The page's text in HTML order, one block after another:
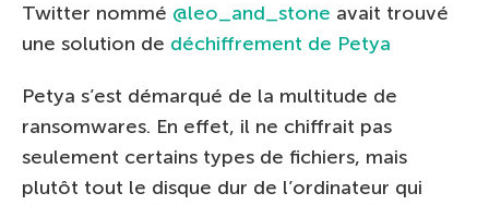
Twitter nommé @leo_and_stone avait trouvé
une solution de déchiffrement de Petya
Petya s’est démarqué de la multitude de
ransomwares. En effet, il ne chiffrait pas
seulement certains types de fichiers, mais
plutôt tout le disque dur de l’ordinateur qui